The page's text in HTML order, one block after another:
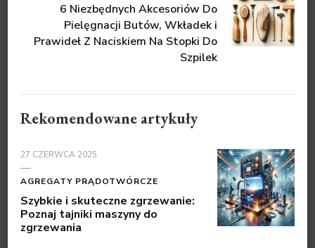
6 Niezbędnych Akcesoriów Do
Pielęgnacji Butów, Wkładek i
Prawideł Z Naciskiem Na Stopki Do
Szpilek
Rekomendowane artykuły
27 CZERWCA 2025
AGREGATY PRĄDOTWÓRCZE
Szybkie i skuteczne zgrzewanie:
Poznaj tajniki maszyny do
zgrzewania